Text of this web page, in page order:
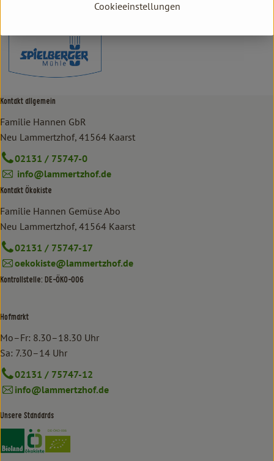
Kontakt allgemein
Familie Hannen GbR
Neu Lammertzhof, 41564 Kaarst
02131 / 75747-0
info@lammertzhof.de
Kontakt Ökokiste
Familie Hannen Gemüse Abo
Neu Lammertzhof, 41564 Kaarst
02131 / 75747-17
oekokiste@lammertzhof.de
Kontrollstelle: DE-ÖKO-006
Hofmarkt
Mo–Fr: 8.30–18.30 Uhr
Sa: 7.30–14 Uhr
02131 / 75747-12
info@lammertzhof.de
Unsere Standards
Externer Link zu https://www.bioland.de/verbraucher
Externer Link zu https://www.oekokiste.de/
Cookieeinstellungen